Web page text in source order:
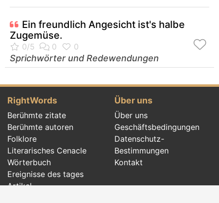
Ein freundlich Angesicht ist's halbe
Zugemüse.
Sprichwörter und Redewendungen
RightWords
Berühmte zitate
Berühmte autoren
Folklore
Literarisches Cenacle
Wörterbuch
Ereignisse des tages
Artikel
Über uns
Über uns
Geschäftsbedingungen
Datenschutz-
Bestimmungen
Kontakt